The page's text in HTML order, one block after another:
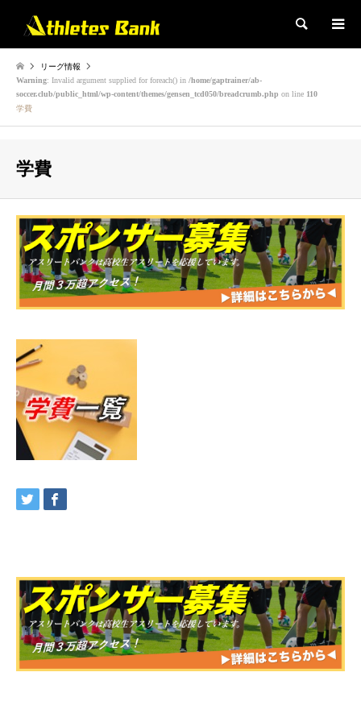
検索
リーグ情報
Warning: Invalid argument supplied for foreach() in /home/gaptrainer/ab-
soccer.club/public_html/wp-content/themes/gensen_tcd050/breadcrumb.php on line 110
学費
学費